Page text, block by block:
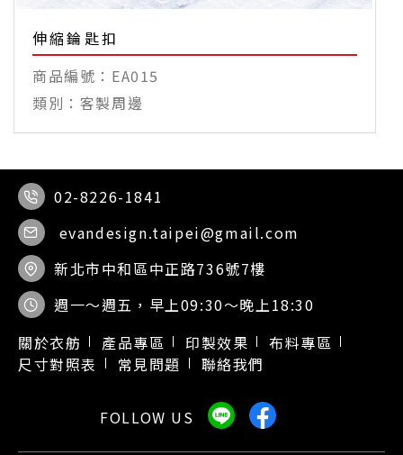
伸縮錀匙扣
EA015
客製周邊
02-8226-1841
evandesign.taipei@gmail.com
新北市中和區中正路736號7樓
週一～週五，早上09:30～晚上18:30
關於衣舫
產品專區 印製效果
布料專區
尺寸對照表
常見問題 聯絡我們